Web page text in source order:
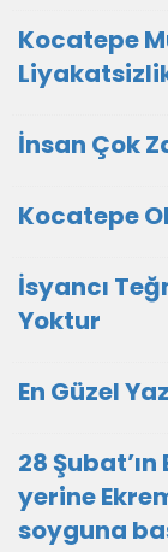
Kocatepe
İnsan Çok
Kocatepe
İsyancı
Yoktur
En Güzel
28
yerine
soyguna